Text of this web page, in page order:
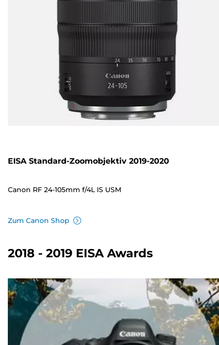
EISA Standard-Zoomobjektiv 2019-2020
Canon RF 24-105mm f/4L IS USM
Zum Canon Shop
2018 - 2019 EISA Awards